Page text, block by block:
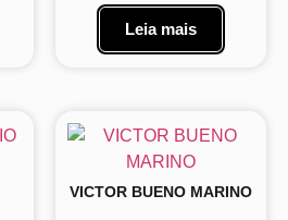
Leia mais
VICTOR BUENO MARINO